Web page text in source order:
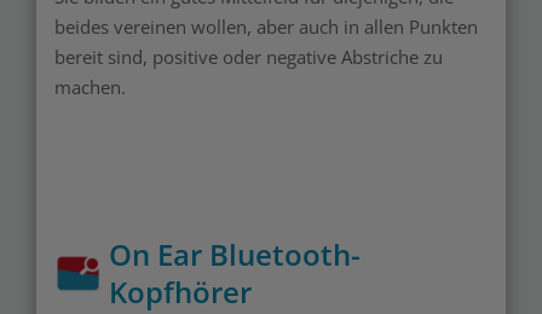
beides vereinen wollen, aber auch in allen Punkten
bereit sind, positive oder negative Abstriche zu
machen.
On Ear Bluetooth-
Kopfhörer